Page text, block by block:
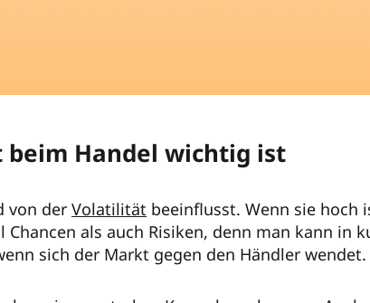
Handel wichtig ist
von der Volatilität beeinflusst. Wenn sie hoch
Chancen als auch Risiken, denn man kann in
sich der Markt gegen den Händler wendet.